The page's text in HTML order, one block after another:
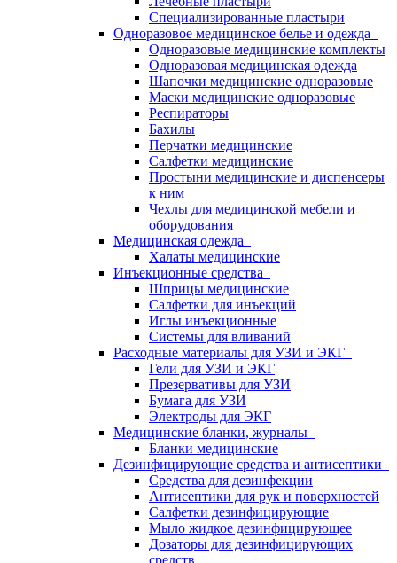
Специализированные пластыри
Одноразовое медицинское белье и одежда
Одноразовые медицинские комплекты
Одноразовая медицинская одежда
Шапочки медицинские одноразовые
Маски медицинские одноразовые
Респираторы
Бахилы
Перчатки медицинские
Салфетки медицинские
Простыни медицинские и диспенсеры
к ним
Чехлы для медицинской мебели и
оборудования
Медицинская одежда
Халаты медицинские
Инъекционные средства
Шприцы медицинские
Салфетки для инъекций
Иглы инъекционные
Системы для вливаний
Расходные материалы для УЗИ и ЭКГ
Гели для УЗИ и ЭКГ
Презервативы для УЗИ
Бумага для УЗИ
Электроды для ЭКГ
Медицинские бланки, журналы
Бланки медицинские
Дезинфицирующие средства и антисептики
Средства для дезинфекции
Антисептики для рук и поверхностей
Салфетки дезинфицирующие
Мыло жидкое дезинфицирующее
Дозаторы для дезинфицирующих
средств